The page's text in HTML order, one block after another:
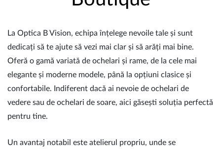
La Optica B Vision, echipa înțelege nevoile tale și sunt
dedicați să te ajute să vezi mai clar și să arăți mai bine.
Oferă o gamă variată de ochelari și rame, de la cele mai
elegante și moderne modele, până la opțiuni clasice și
confortabile. Indiferent dacă ai nevoie de ochelari de
vedere sau de ochelari de soare, aici găsești soluția perfectă
pentru tine.
Un avantaj notabil este atelierul propriu, unde se